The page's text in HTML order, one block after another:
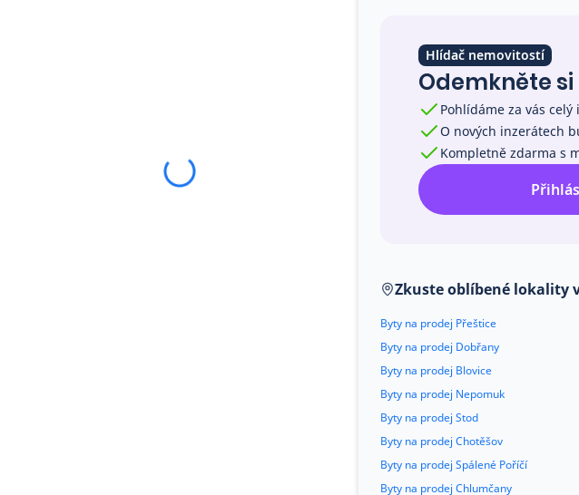
Hlídač nemovitostí
Odemkněte
Pohlídáme za vás
O nových inzerátech
Kompletně zdarma s
Zkuste oblíbené lokality
Byty na prodej Přeštice
Byty na prodej Dobřany
Byty na prodej Blovice
Byty na prodej Nepomuk
Byty na prodej Stod
Byty na prodej Chotěšov
Byty na prodej Spálené Poříčí
Byty na prodej Chlumčany